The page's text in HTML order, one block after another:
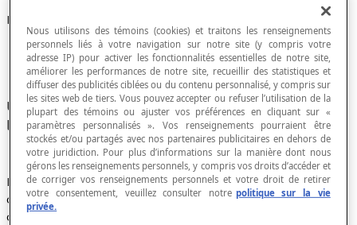
Mètre carré
Unité demesure de surfacequi correspond à
l'
aired'un carré de 1 mètre de côté.
Le mètre carré est une unité de mesure qui permet de
calculer l'aire, cette aire étant la mesure de la surface
considérée.
Nous utilisons des témoins (cookies) et traitons les renseignements
personnels liés à votre navigation sur notre site (y compris votre
adresse IP) pour activer les fonctionnalités essentielles de notre site,
améliorer les performances de notre site, recueillir des statistiques et
diffuser des publicités ciblées ou du contenu personnalisé, y compris sur
les sites web de tiers. Vous pouvez accepter ou refuser l’utilisation de la
plupart des témoins ou ajuster vos préférences en cliquant sur «
paramètres personnalisés ». Vos renseignements pourraient être
stockés et/ou partagés avec nos partenaires publicitaires en dehors de
votre juridiction. Pour plus d’informations sur la manière dont nous
gérons les renseignements personnels, y compris vos droits d’accéder et
de corriger vos renseignements personnels et votre droit de retirer
votre consentement, veuillez consulter notre politique sur la vie
privée.